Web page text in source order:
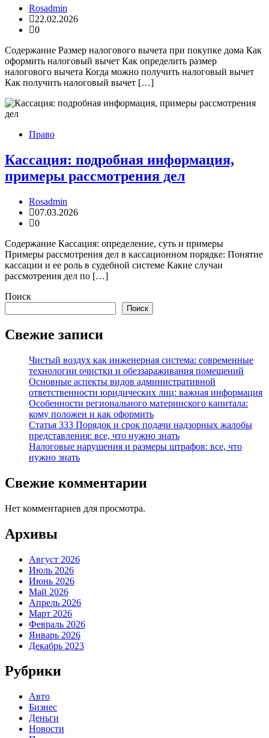
Rosadmin
22.02.2026
0
Содержание Размер налогового вычета при покупке дома Как
оформить налоговый вычет Как определить размер
налогового вычета Когда можно получить налоговый вычет
Как получить налоговый вычет […]
Право
Кассация: подробная информация,
примеры рассмотрения дел
Rosadmin
07.03.2026
0
Содержание Кассация: определение, суть и примеры
Примеры рассмотрения дел в кассационном порядке: Понятие
кассации и ее роль в судебной системе Какие случаи
рассмотрения дел по […]
Поиск
Поиск
Свежие записи
Чистый воздух как инженерная система: современные
технологии очистки и обеззараживания помещений
Основные аспекты видов административной
ответственности юридических лиц: важная информация
Особенности регионального материнского капитала:
кому положен и как оформить
Статья 333 Порядок и срок подачи надзорных жалобы
представления: все, что нужно знать
Налоговые нарушения и размеры штрафов: все, что
нужно знать
Свежие комментарии
Нет комментариев для просмотра.
Архивы
Август 2026
Июль 2026
Июнь 2026
Май 2026
Апрель 2026
Март 2026
Февраль 2026
Январь 2026
Декабрь 2023
Рубрики
Авто
Бизнес
Деньги
Новости